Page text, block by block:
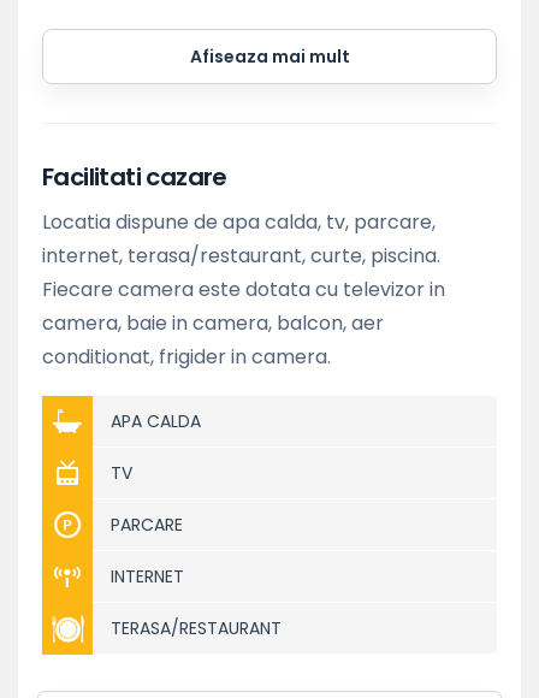
Afiseaza mai mult
Facilitati cazare
Locatia dispune de apa calda, tv, parcare,
internet, terasa/restaurant, curte, piscina.
Fiecare camera este dotata cu televizor in
camera, baie in camera, balcon, aer
conditionat, frigider in camera.
APA CALDA
TV
PARCARE
INTERNET
TERASA/RESTAURANT